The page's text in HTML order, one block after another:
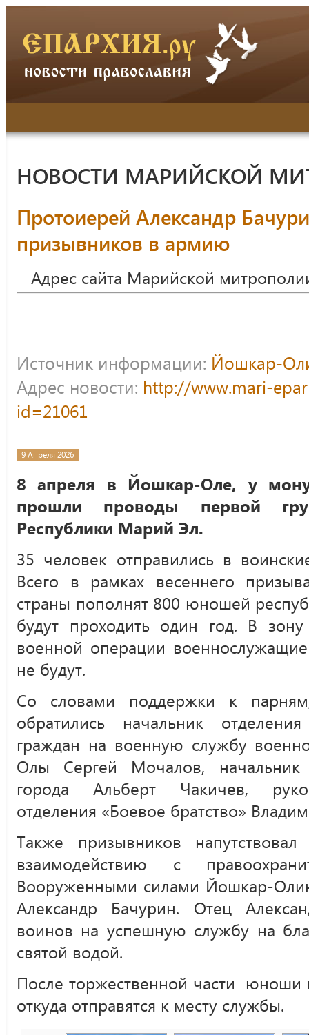
НОВОСТИ МАРИЙСКОЙ
Протоиерей Александр
призывников в армию
Адрес сайта Марийской
Источник информации: Йошкар-
Адрес новости: http://www.mari-
id=21061
9 Апреля 2026
8 апреля в Йошкар-Оле, у
прошли проводы первой
Республики Марий Эл.
35 человек отправились в
Всего в рамках весеннего
страны пополнят 800 юношей
будут проходить один год. В
военной операции
не будут.
Со словами поддержки к
обратились начальник
граждан на военную службу
Олы Сергей Мочалов, начальник
города Альберт Чакичев,
отделения «Боевое братство»
Также призывников
взаимодействию с
Вооруженными силами Йошкар-
Александр Бачурин. Отец
воинов на успешную службу на
святой водой.
После торжественной части юноши
откуда отправятся к месту службы.